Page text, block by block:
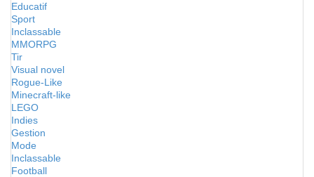
Educatif
Sport
Inclassable
MMORPG
Tir
Visual novel
Rogue-Like
Minecraft-like
LEGO
Indies
Gestion
Mode
Inclassable
Football